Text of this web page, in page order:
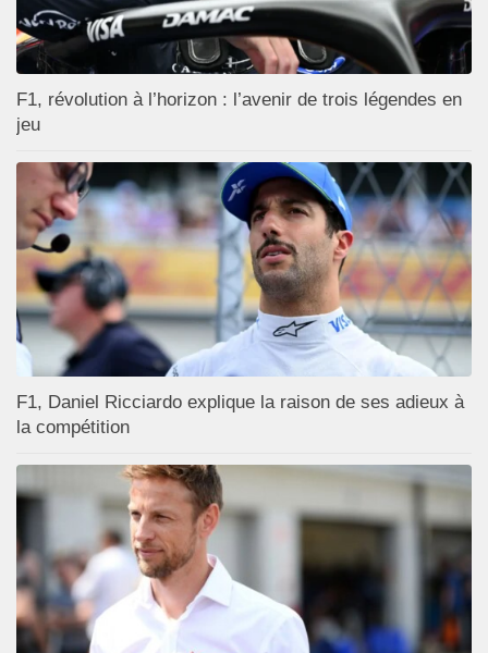
F1, révolution à l’horizon : l’avenir de trois légendes en
jeu
F1, Daniel Ricciardo explique la raison de ses adieux à
la compétition